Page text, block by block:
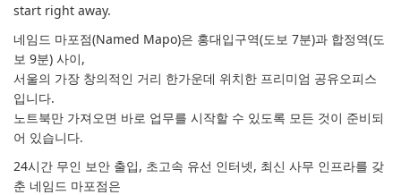
start right away.
네임드 마포점(Named Mapo)은 홍대입구역(도보 7분)과 합정역(도
보 9분) 사이,
서울의 가장 창의적인 거리 한가운데 위치한 프리미엄 공유오피스
입니다.
노트북만 가져오면 바로 업무를 시작할 수 있도록 모든 것이 준비되
어 있습니다.
24시간 무인 보안 출입, 초고속 유선 인터넷, 최신 사무 인프라를 갖
춘 네임드 마포점은